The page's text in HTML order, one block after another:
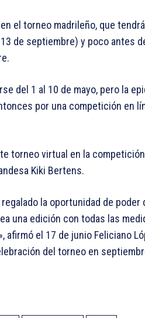
el torneo madrileño, que
de septiembre) y poco antes
del 1 al 10 de mayo, pero la
por una competición en
torneo virtual en la
Kiki Bertens.
la oportunidad de
una edición con todas las
el 17 de junio Feliciano
del torneo en